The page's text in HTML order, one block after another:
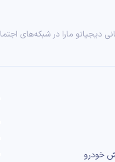
دیجیاتو مارا در شبکه‌های
خودرو